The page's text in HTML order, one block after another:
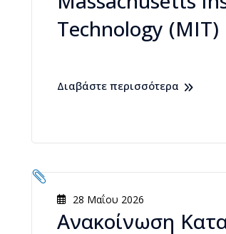
Technology (MIT)
Διαβάστε περισσότερα
28 Μαΐου 2026
Ανακοίνωση